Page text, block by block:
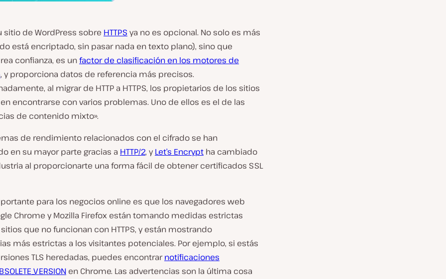
sitio de WordPress sobre HTTPS ya no es opcional. No solo es más
está encriptado, sin pasar nada en texto plano), sino que
confianza, es unfactor de clasificación en los motores de
, y proporciona datos de referencia más precisos.
al migrar de HTTP a HTTPS, los propietarios de los sitios
encontrarse con varios problemas. Uno de ellos es el de las
de contenido mixto».
de rendimiento relacionados con el cifrado se han
en su mayor parte gracias a HTTP/2, yLet’s Encrypt ha cambiado
al proporcionarte una forma fácil de obtener certificados SSL
para los negocios online es que los navegadores web
Chrome y Mozilla Firefox están tomando medidas estrictas
que no funcionan con HTTPS, y están mostrando
más estrictas a los visitantes potenciales. Por ejemplo, si estás
TLS heredadas, puedes encontrarnotificaciones
en Chrome. Las advertencias son la última cosa